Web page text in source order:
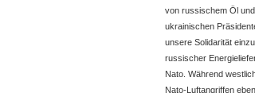
von russischem Öl
ukrainischen
unsere Solidarität
russischer
Nato. Während
Nato-Luftangriffen